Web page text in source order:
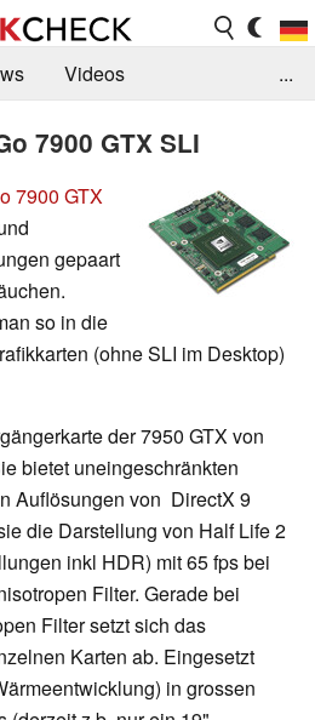
Videos
...
7900 GTX SLI
7900 GTX
gepaart
so in die
(ohne SLI im Desktop)
der 7950 GTX von
bietet uneingeschränkten
Auflösungen von DirectX 9
die Darstellung von Half Life 2
inkl HDR) mit 65 fps bei
Filter. Gerade bei
Filter setzt sich das
Karten ab. Eingesetzt
in grossen